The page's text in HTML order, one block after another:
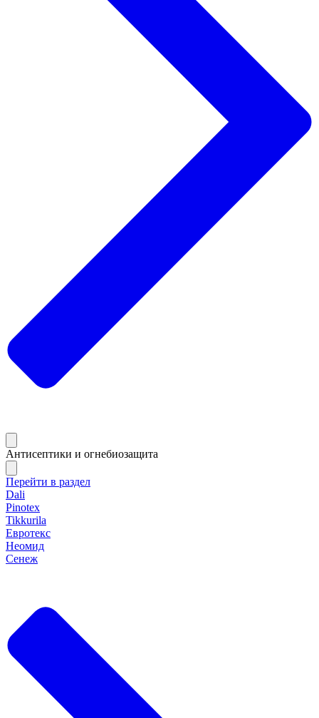
Антисептики и огнебиозащита
Перейти в раздел
Dali
Pinotex
Tikkurila
Евротекс
Неомид
Сенеж